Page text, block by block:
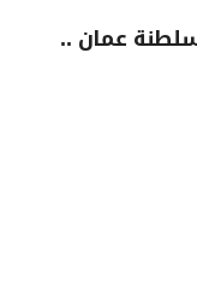
عمان ..